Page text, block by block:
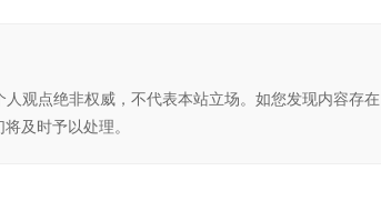
观点绝非权威，不代表本站立场。如您发现内容存在
及时予以处理。